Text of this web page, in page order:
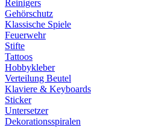
Reinigers
Gehörschutz
Klassische Spiele
Feuerwehr
Stifte
Tattoos
Hobbykleber
Verteilung Beutel
Klaviere & Keyboards
Sticker
Untersetzer
Dekorationsspiralen